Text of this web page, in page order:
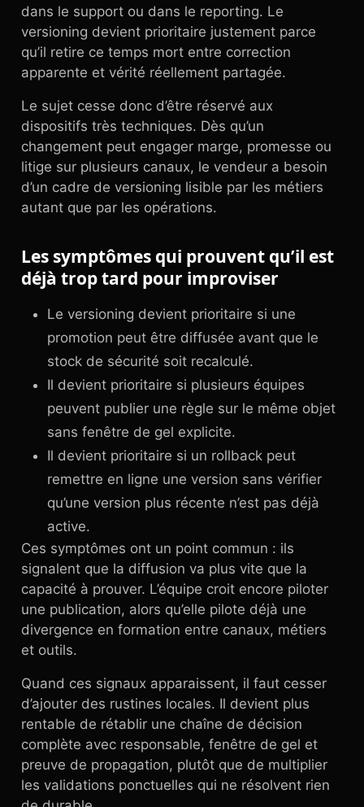
dans le support ou dans le reporting. Le
versioning devient prioritaire justement parce
qu’il retire ce temps mort entre correction
apparente et vérité réellement partagée.
Le sujet cesse donc d’être réservé aux
dispositifs très techniques. Dès qu’un
changement peut engager marge, promesse ou
litige sur plusieurs canaux, le vendeur a besoin
d’un cadre de versioning lisible par les métiers
autant que par les opérations.
Les symptômes qui prouvent qu’il est
déjà trop tard pour improviser
Le versioning devient prioritaire si une
promotion peut être diffusée avant que le
stock de sécurité soit recalculé.
Il devient prioritaire si plusieurs équipes
peuvent publier une règle sur le même objet
sans fenêtre de gel explicite.
Il devient prioritaire si un rollback peut
remettre en ligne une version sans vérifier
qu’une version plus récente n’est pas déjà
active.
Ces symptômes ont un point commun : ils
signalent que la diffusion va plus vite que la
capacité à prouver. L’équipe croit encore piloter
une publication, alors qu’elle pilote déjà une
divergence en formation entre canaux, métiers
et outils.
Quand ces signaux apparaissent, il faut cesser
d’ajouter des rustines locales. Il devient plus
rentable de rétablir une chaîne de décision
complète avec responsable, fenêtre de gel et
preuve de propagation, plutôt que de multiplier
les validations ponctuelles qui ne résolvent rien